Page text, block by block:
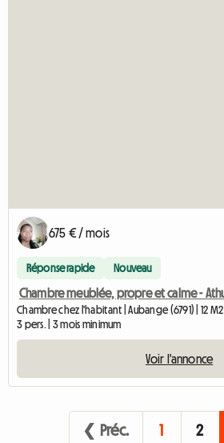
675 € / mois
Réponse rapide Nouveau
Chambre chez l'habitant | Aubange (6791) | 12 M2
3 pers. | 3 mois minimum
Voir l'annonce
❮ Préc. 1 2